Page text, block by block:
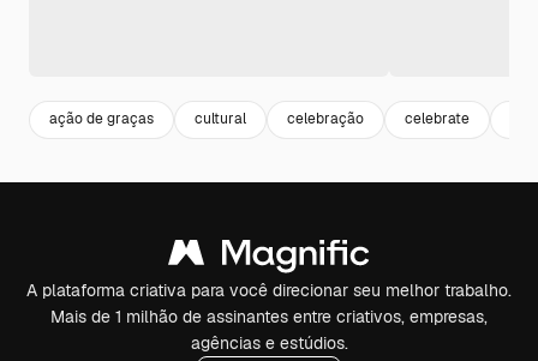
ação de graças cultural celebração celebrate
A plataforma criativa para você direcionar seu melhor trabalho.
Mais de 1 milhão de assinantes entre criativos, empresas,
agências e estúdios.